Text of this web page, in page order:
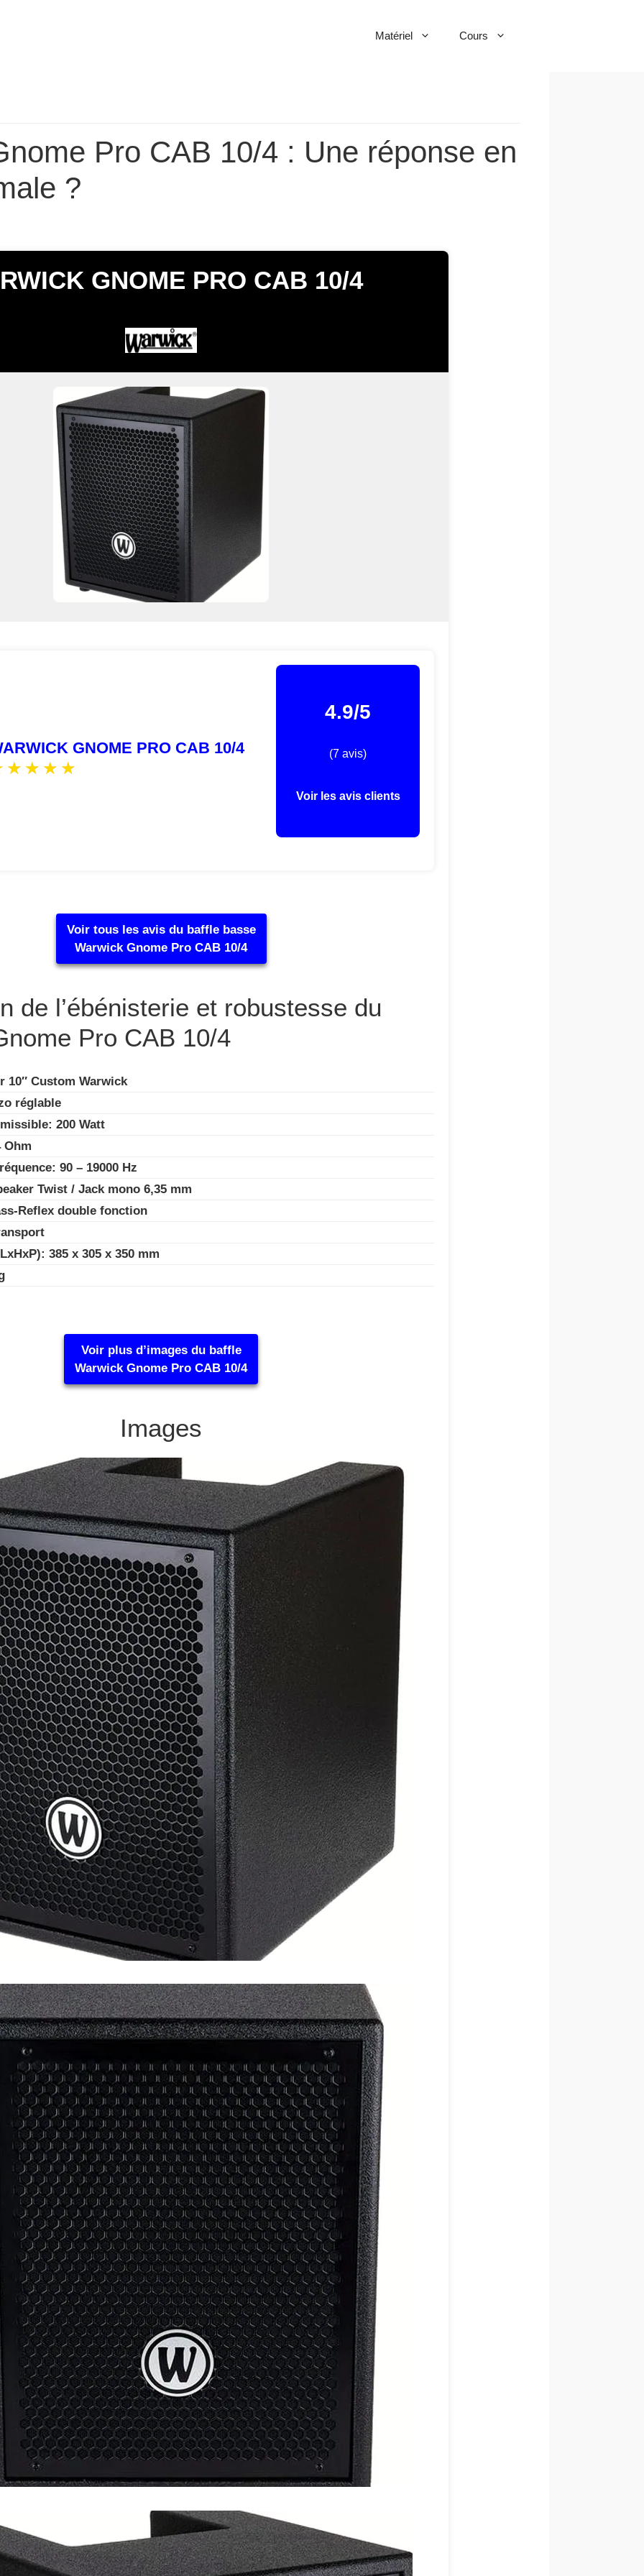
Matériel Cours
Pro CAB 10/4 : Une réponse en
?
GNOME PRO CAB 10/4
GNOME PRO CAB 10/4
4.9/5
(7 avis)
Voir les avis clients
Voir tous les avis du baffle basse
Warwick Gnome Pro CAB 10/4
de l’ébénisterie et robustesse du
Pro CAB 10/4
10″ Custom Warwick
réglable
200 Watt
Ohm
90 – 19000 Hz
Twist / Jack mono 6,35 mm
Reflex double fonction
385 x 305 x 350 mm
Voir plus d’images du baffle
Warwick Gnome Pro CAB 10/4
Images